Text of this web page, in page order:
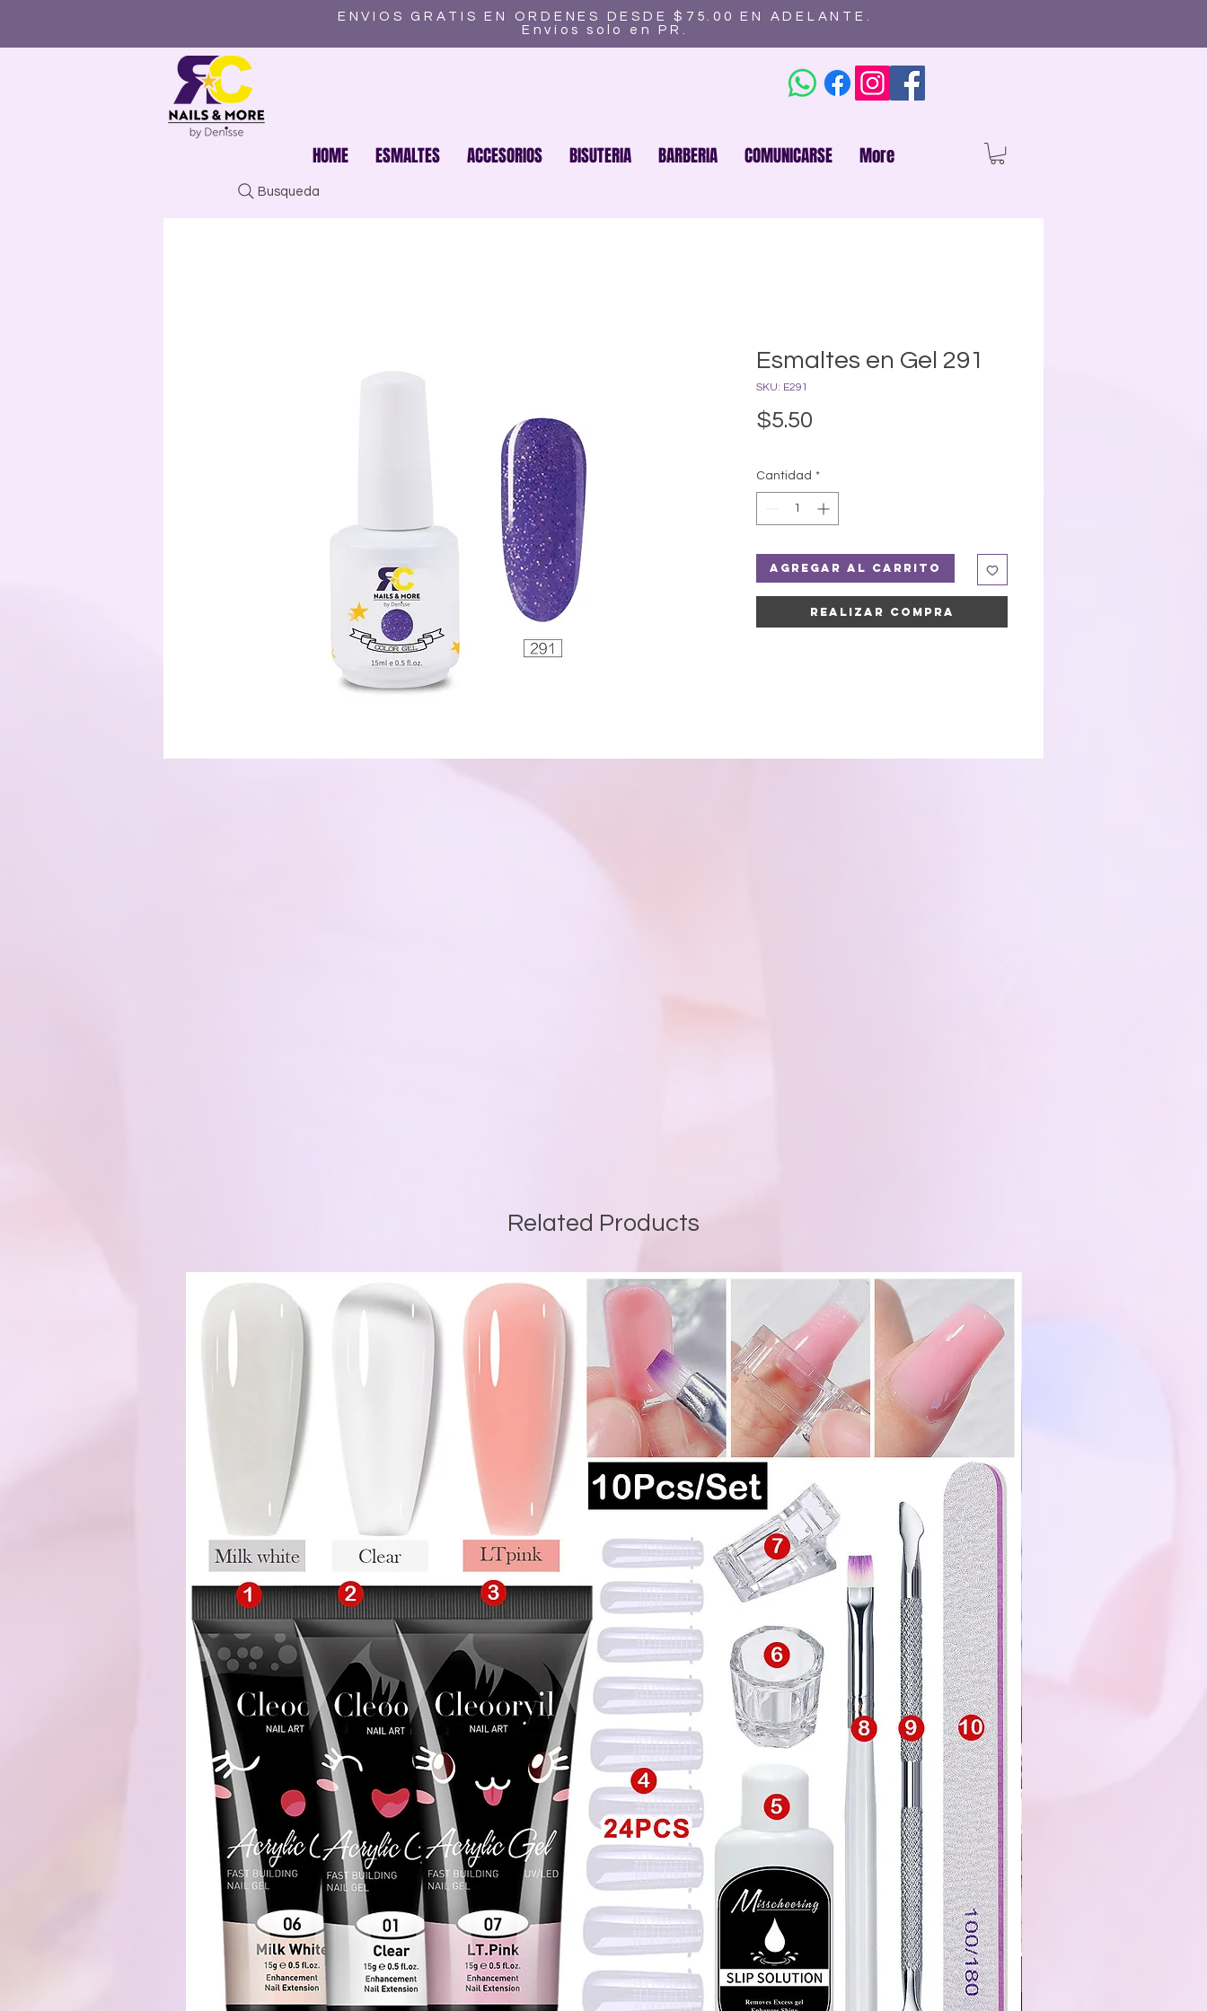
ENVIOS GRATIS EN ORDENES DESDE $75.00 EN ADELANTE.
Envíos solo en PR.
HOME ESMALTES ACCESORIOS BISUTERIA BARBERIA COMUNICARSE More
Busqueda
Esmaltes en Gel 291
SKU: E291
$5.50
Cantidad *
Agregar al carrito
Realizar compra
Related Products